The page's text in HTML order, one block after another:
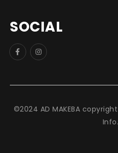
SOCIAL
©2024 AD MAKEBA
Info.